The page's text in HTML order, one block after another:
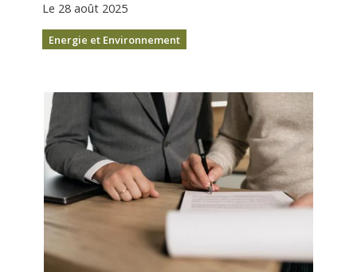
Le 28 août 2025
Energie et Environnement